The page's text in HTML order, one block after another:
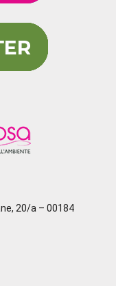
20/a – 00184